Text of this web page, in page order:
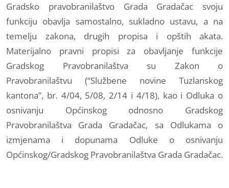
Gradsko pravobranilaštvo Grada Gradačac svoju
funkciju obavlja samostalno, sukladno ustavu, a na
temelju zakona, drugih propisa i opštih akata.
Materijalno pravni propisi za obavljanje funkcije
Gradskog Pravobranilaštva su Zakon o
Pravobranilaštvu (“Službene novine Tuzlanskog
kantona”, br. 4/04, 5/08, 2/14 i 4/18), kao i Odluka o
osnivanju Općinskog odnosno Gradskog
Pravobranilaštva Grada Gradačac, sa Odlukama o
izmjenama i dopunama Odluke o osnivanju
Općinskog/Gradskog Pravobranilaštva Grada Gradačac.